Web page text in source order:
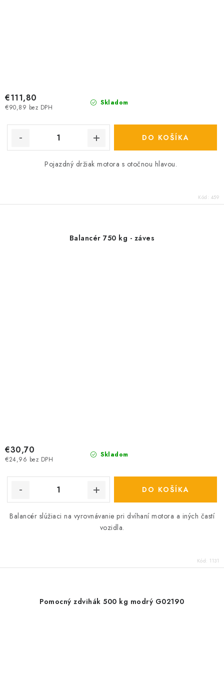
Skladom
€90,89 bez DPH
€111,80
DO KOŠÍKA
Pojazdný držiak motora s otočnou hlavou.
Kód: 459
Balancér 750 kg - záves
Skladom
€24,96 bez DPH
€30,70
DO KOŠÍKA
Balancér slúžiaci na vyrovnávanie pri dvíhaní motora a iných častí
vozidla.
Kód: 1131
Pomocný zdvihák 500 kg modrý G02190